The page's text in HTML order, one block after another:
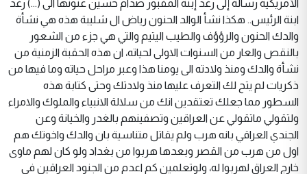
الأمريكية رسالة إلى رغد إبنة المقبور صدام حسين عنونها الى (...) رغد
ابنة الرئيس.. هكذا نشأ الوالد الحنون رياض ال شليبة هذه هي نشأة
والدك الحنون والرؤؤف والطيب اليتيم والتي هي جزء من الشعور
بالنقص والعار من السنوات الاولى لحياته، ان هذه الحقبة الزمنية من
نشأة والدك ومنذ ولادته الى يومنا هذا وعبر مراحل حياته وما فيها من
ذكريات لم يتح لك التعرف عليها منذ ولادتك وحتى كتابة هذه
السطور مما جعلك تعتقدين انك من سلالة الانبياء والملوك والامراء
ولتقولي ماتقولي عن العراقين وتصفينهم بالغدر والخيانة وعن
الجندي العراقي بانه هرب ولم يقاتل متناسية بان والدك واخوتك هم
اول من هرب من القصر وبعدها هربوا من بغداد ولو كان لهم ماوى
خارج العراق لهربوا له، ولوتعلمين كم اعدم من الجنود العراقين في